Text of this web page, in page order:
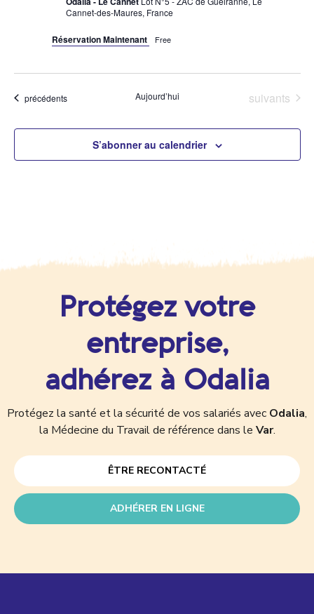
Cannet-des-Maures, France
Réservation Maintenant Free
Évènements
précédents Aujourd’hui Évènements
suivants
S’abonner au calendrier
Protégez votre
entreprise,
adhérez à Odalia
Protégez la santé et la sécurité de vos salariés avec Odalia,
la Médecine du Travail de référence dans le Var.
ÊTRE RECONTACTÉ
ADHÉRER EN LIGNE